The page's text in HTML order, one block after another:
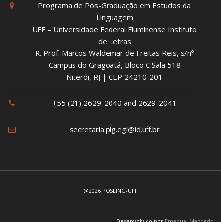
Programa de Pós-Graduação em Estudos da
Linguagem
UFF – Universidade Federal Fluminense Instituto
de Letras
R. Prof. Marcos Waldemar de Freitas Reis, s/nº
Campus do Gragoatá, Bloco C Sala 518
Niterói, RJ | CEP 24210-201
+55 (21) 2629-2040 and 2629-2041
secretaria.plg.egl@id.uff.br
@2026 POSLING-UFF